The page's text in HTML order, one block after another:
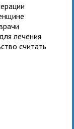
лечения
считать